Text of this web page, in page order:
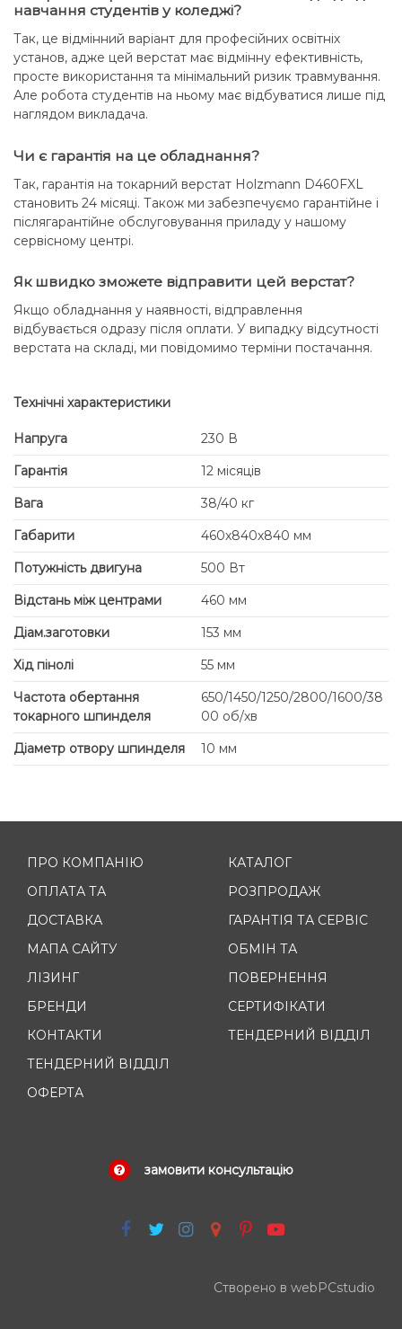
навчання студентів у коледжі?
Так, це відмінний варіант для професійних освітніх
установ, адже цей верстат має відмінну ефективність,
просте використання та мінімальний ризик травмування.
Але робота студентів на ньому має відбуватися лише під
наглядом викладача.
Чи є гарантія на це обладнання?
Так, гарантія на токарний верстат Holzmann D460FXL
становить 24 місяці. Також ми забезпечуємо гарантійне і
післягарантійне обслуговування приладу у нашому
сервісному центрі.
Як швидко зможете відправити цей верстат?
Якщо обладнання у наявності, відправлення
відбувається одразу після оплати. У випадку відсутності
верстата на складі, ми повідомимо терміни постачання.
Технічні характеристики
Напруга
230 В
Гарантія
12 місяців
Вага
38/40 кг
Габарити
460х840х840 мм
Потужність двигуна
500 Вт
Відстань між центрами
460 мм
Діам.заготовки
153 мм
Хід пінолі
55 мм
Частота обертання
токарного шпинделя
650/1450/1250/2800/1600/38
00 об/хв
Діаметр отвору шпинделя
10 мм
ПРО КОМПАНІЮ
ОПЛАТА ТА
ДОСТАВКА
МАПА САЙТУ
ЛІЗИНГ
БРЕНДИ
КОНТАКТИ
ТЕНДЕРНИЙ ВІДДІЛ
ОФЕРТА
КАТАЛОГ
РОЗПРОДАЖ
ГАРАНТІЯ ТА СЕРВІС
ОБМІН ТА
ПОВЕРНЕННЯ
СЕРТИФІКАТИ
ТЕНДЕРНИЙ ВІДДІЛ
замовити консультацію
Створено в webPCstudio